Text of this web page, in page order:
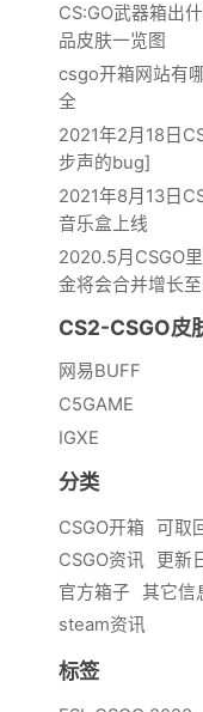
CS:GO武器箱出
品皮肤一览图
csgo开箱网站有
全
2021年2月18日
步声的bug]
2021年8月13日
音乐盒上线
2020.5月CSGO
金将会合并增长
CS2-CSGO皮
网易BUFF
C5GAME
IGXE
分类
CSGO开箱 可取
CSGO资讯
更新
官方箱子
其它信
steam资讯
标签